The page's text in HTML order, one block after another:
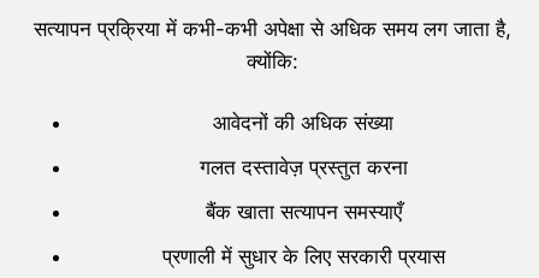
सत्यापन प्रक्रिया में कभी-कभी अपेक्षा से अधिक समय लग जाता है,
क्योंकि:
आवेदनों की अधिक संख्या
गलत दस्तावेज़ प्रस्तुत करना
बैंक खाता सत्यापन समस्याएँ
प्रणाली में सुधार के लिए सरकारी प्रयास